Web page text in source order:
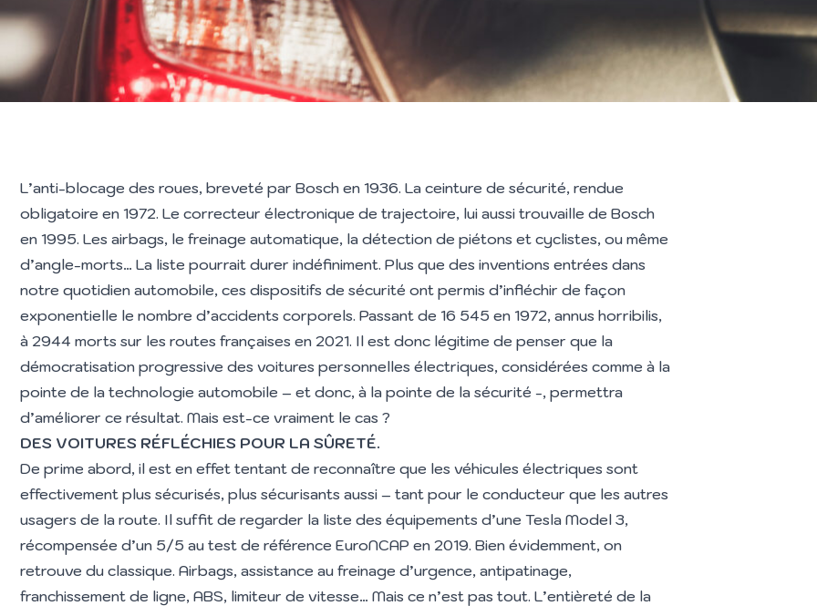
L’anti-blocage des roues, breveté par Bosch en 1936. La ceinture de sécurité, rendue
obligatoire en 1972. Le correcteur électronique de trajectoire, lui aussi trouvaille de Bosch
en 1995. Les airbags, le freinage automatique, la détection de piétons et cyclistes, ou même
d’angle-morts… La liste pourrait durer indéfiniment. Plus que des inventions entrées dans
notre quotidien automobile, ces dispositifs de sécurité ont permis d’infléchir de façon
exponentielle le nombre d’accidents corporels. Passant de 16 545 en 1972, annus horribilis,
à 2944 morts sur les routes françaises en 2021. Il est donc légitime de penser que la
démocratisation progressive des voitures personnelles électriques, considérées comme à la
pointe de la technologie automobile – et donc, à la pointe de la sécurité -, permettra
d’améliorer ce résultat. Mais est-ce vraiment le cas ?
DES VOITURES RÉFLÉCHIES POUR LA SÛRETÉ.
De prime abord, il est en effet tentant de reconnaître que les véhicules électriques sont
effectivement plus sécurisés, plus sécurisants aussi – tant pour le conducteur que les autres
usagers de la route. Il suffit de regarder la liste des équipements d’une Tesla Model 3,
récompensée d’un 5/5 au test de référence EuroNCAP en 2019. Bien évidemment, on
retrouve du classique. Airbags, assistance au freinage d’urgence, antipatinage,
franchissement de ligne, ABS, limiteur de vitesse… Mais ce n’est pas tout. L’entièreté de la